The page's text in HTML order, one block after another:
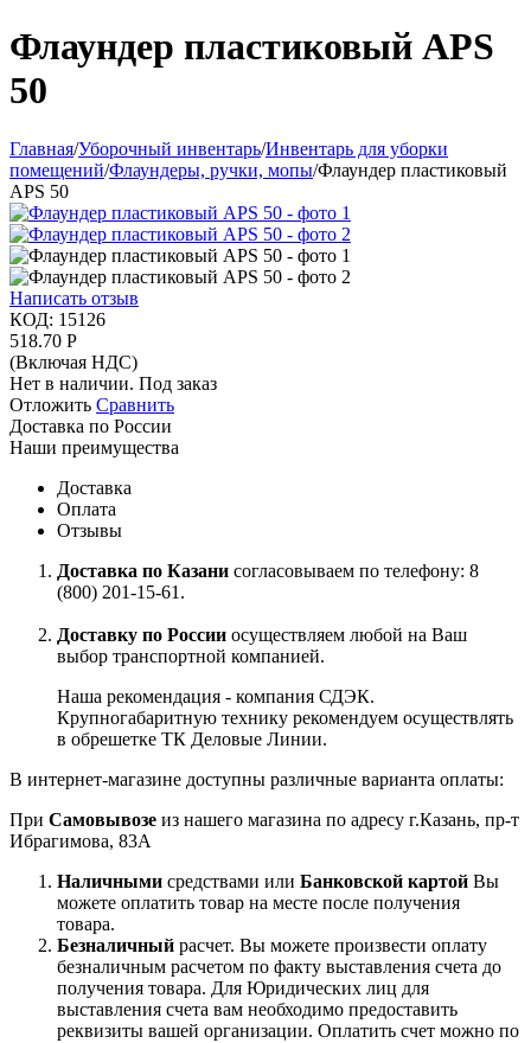
Флаундер пластиковый APS
50
Главная/Уборочный инвентарь/Инвентарь для уборки
помещений/Флаундеры, ручки, мопы/Флаундер пластиковый
APS 50
Написать отзыв
КОД: 15126
518.70 Р
(Включая НДС)
Нет в наличии. Под заказ
Отложить Сравнить
Доставка по России
Наши преимущества
Доставка
Оплата
Отзывы
Доставка по Казани согласовываем по телефону: 8
(800) 201-15-61.
Доставку по России осуществляем любой на Ваш
выбор транспортной компанией.
Наша рекомендация - компания СДЭК.
Крупногабаритную технику рекомендуем осуществлять
в обрешетке ТК Деловые Линии.
В интернет-магазине доступны различные варианта оплаты:
При Самовывозе из нашего магазина по адресу г.Казань, пр-т
Ибрагимова, 83А
Наличными средствами или Банковской картой Вы
можете оплатить товар на месте после получения
товара.
Безналичный расчет. Вы можете произвести оплату
безналичным расчетом по факту выставления счета до
получения товара. Для Юридических лиц для
выставления счета вам необходимо предоставить
реквизиты вашей организации. Оплатить счет можно по